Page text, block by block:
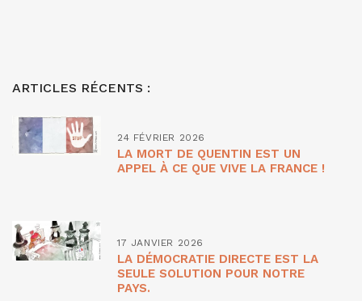
ARTICLES RÉCENTS :
24 FÉVRIER 2026
LA MORT DE QUENTIN EST UN
APPEL À CE QUE VIVE LA FRANCE !
17 JANVIER 2026
LA DÉMOCRATIE DIRECTE EST LA
SEULE SOLUTION POUR NOTRE
PAYS.